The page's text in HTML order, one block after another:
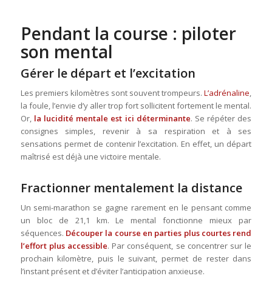
Pendant la course : piloter
son mental
Gérer le départ et l’excitation
Les premiers kilomètres sont souvent trompeurs.L’adrénaline,
la foule, l’envie d’y aller trop fort sollicitent fortement le mental.
Or, la lucidité mentale est ici déterminante. Se répéter des
consignes simples, revenir à sa respiration et à ses
sensations permet de contenir l’excitation. En effet, un départ
maîtrisé est déjà une victoire mentale.
Fractionner mentalement la distance
Un semi-marathon se gagne rarement en le pensant comme
un bloc de 21,1 km. Le mental fonctionne mieux par
séquences. Découper la course en parties plus courtes rend
l’effort plus accessible. Par conséquent, se concentrer sur le
prochain kilomètre, puis le suivant, permet de rester dans
l’instant présent et d’éviter l’anticipation anxieuse.